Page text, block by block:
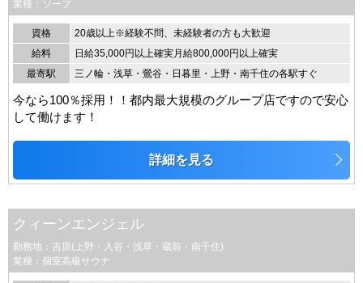
業種：ソープ
資格
20歳以上※経験不問、未経験者の方も大歓迎
給料
日給35,000円以上確実月給800,000円以上確実
最寄駅
三ノ輪・浅草・鶯谷・日暮里・上野・南千住の各駅すぐ
今なら100％採用！！都内最大規模のグループ店ですので安心
して働けます！
詳細を見る
クィーンエンジェル
勤務地：吉原(上野・入谷・浅草・蔵前・南千住)
業種：個室高級サウナ